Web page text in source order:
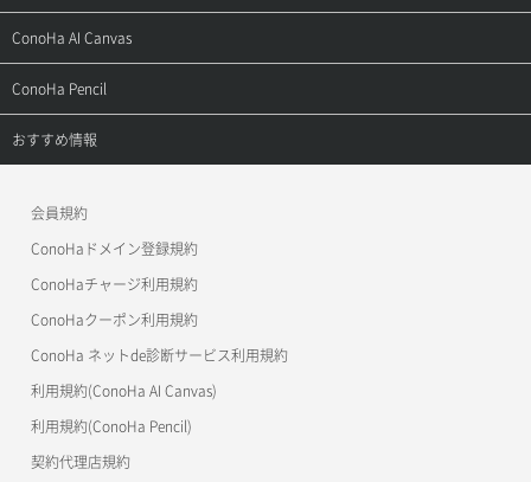
お問い合わせ
お乗り換えガイド
よくある質問
APIドキュメントVPS2.0
APIドキュメントVPS3.0
ご利用ガイド
APIドキュメントVPS2.0
APIドキュメントVPS3.0
サポートトップ
ご利用ガイド
ConoHa AI Canvas
サポートトップ
ご利用ガイド
ConoHa Pencil
サポートトップ
おすすめ情報
美雲このは徹底ガイド
会員規約
ConoHaドメイン登録規約
ConoHaチャージ利用規約
ConoHaクーポン利用規約
ConoHa ネットde診断サービス利用規約
利用規約(ConoHa AI Canvas)
利用規約(ConoHa Pencil)
契約代理店規約